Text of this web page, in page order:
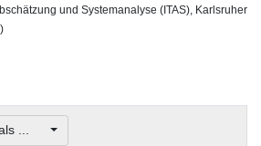
und Systemanalyse (ITAS), Karlsruher
als ...